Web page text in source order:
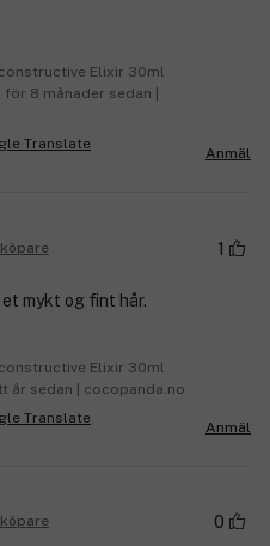
Elixir 30ml
8 månader sedan |
Anmäl
1
mykt og fint hår.
Elixir 30ml
år sedan | cocopanda.no
Anmäl
0